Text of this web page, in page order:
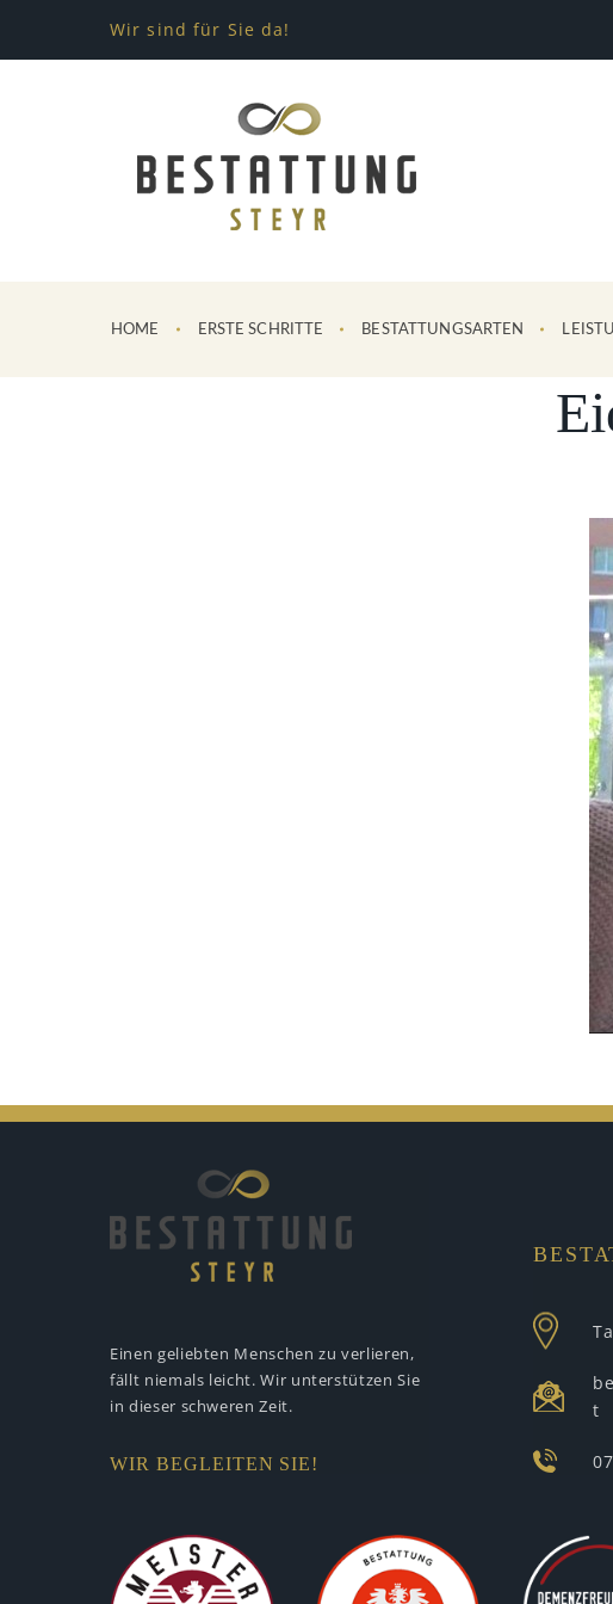
Wir sind für Sie da!
HOME ERSTE SCHRITTE BESTATTUNGSARTEN
Einen geliebten Menschen zu verlieren,
fällt niemals leicht. Wir unterstützen Sie
in dieser schweren Zeit.
WIR BEGLEITEN SIE!
t